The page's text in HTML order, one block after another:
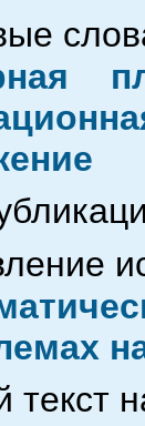
текст